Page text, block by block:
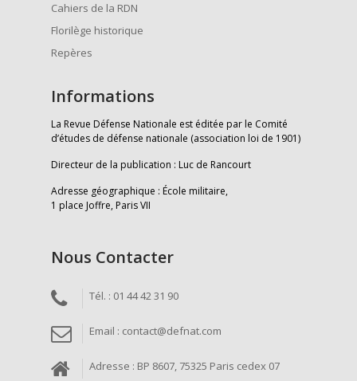
Cahiers de la RDN
Florilège historique
Repères
Informations
La Revue Défense Nationale est éditée par le Comité
d’études de défense nationale (association loi de 1901)
Directeur de la publication : Luc de Rancourt
Adresse géographique : École militaire,
1 place Joffre, Paris VII
Nous Contacter
Tél. : 01 44 42 31 90
Email : contact@defnat.com
Adresse : BP 8607, 75325 Paris cedex 07